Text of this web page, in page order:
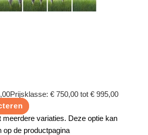
Prijsklasse: € 750,00 tot € 995,00
meerdere variaties. Deze optie kan
op de productpagina